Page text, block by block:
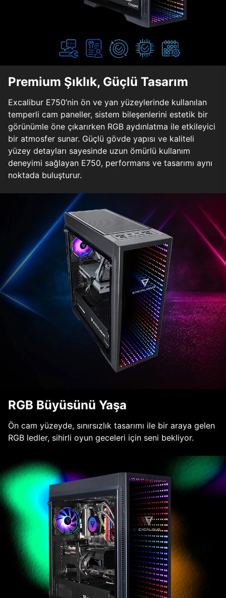
Premium Şıklık, Güçlü Tasarım
Excalibur E750’nin ön ve yan yüzeylerinde kullanılan
temperli cam paneller, sistem bileşenlerini estetik bir
görünümle öne çıkarırken RGB aydınlatma ile etkileyici
bir atmosfer sunar. Güçlü gövde yapısı ve kaliteli
yüzey detayları sayesinde uzun ömürlü kullanım
deneyimi sağlayan E750, performans ve tasarımı aynı
noktada buluşturur.
RGB Büyüsünü Yaşa
Ön cam yüzeyde, sınırsızlık tasarımı ile bir araya gelen
RGB ledler, sihirli oyun geceleri için seni bekliyor.